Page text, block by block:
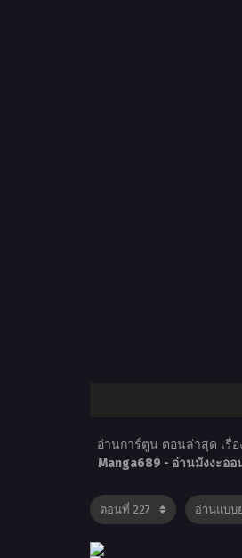
อ่านการ์ตูน ตอนล่าสุด เรื่อ
Manga689 - อ่านมังงะอ